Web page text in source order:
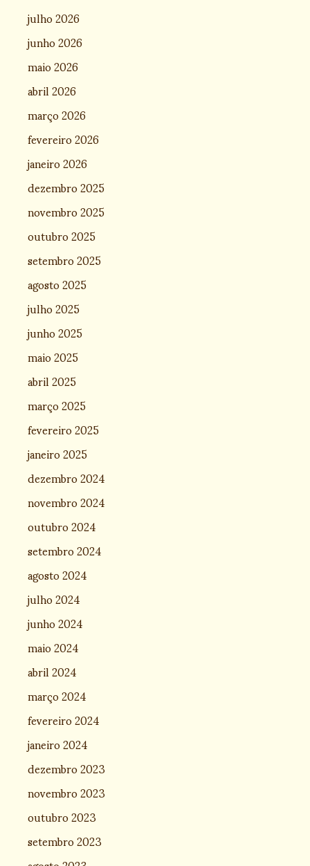
julho 2026
junho 2026
maio 2026
abril 2026
março 2026
fevereiro 2026
janeiro 2026
dezembro 2025
novembro 2025
outubro 2025
setembro 2025
agosto 2025
julho 2025
junho 2025
maio 2025
abril 2025
março 2025
fevereiro 2025
janeiro 2025
dezembro 2024
novembro 2024
outubro 2024
setembro 2024
agosto 2024
julho 2024
junho 2024
maio 2024
abril 2024
março 2024
fevereiro 2024
janeiro 2024
dezembro 2023
novembro 2023
outubro 2023
setembro 2023